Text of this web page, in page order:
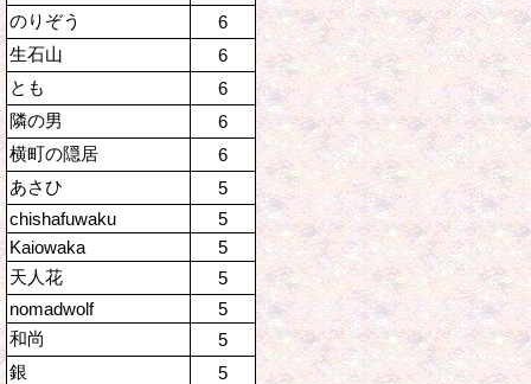
のりぞう
6
生石山
6
とも
6
隣の男
6
横町の隠居
6
あさひ
5
chishafuwaku
5
Kaiowaka
5
天人花
5
nomadwolf
5
和尚
5
銀
5